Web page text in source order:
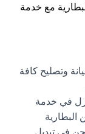
مع خدمة
وتصليح كافة
في خدمة
البطارية